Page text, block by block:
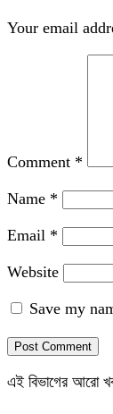
Your email
Comment *
Name *
Email *
Website
Save my
এই বিভাগের আরো